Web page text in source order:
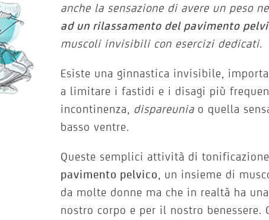
anche la sensazione di avere un peso
ad un rilassamento del pavimento
muscoli invisibili con esercizi dedicati.
Esiste una ginnastica invisibile,
a limitare i fastidi e i disagi più
incontinenza, dispareunia o quella
basso ventre.
Queste semplici attività di
pavimento pelvico
, un insieme di
da molte donne ma che in realtà ha
nostro corpo e per il nostro benessere.